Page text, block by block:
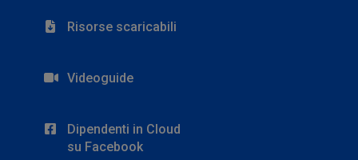
Risorse scaricabili
Videoguide
Dipendenti in Cloud
su Facebook